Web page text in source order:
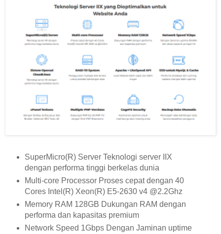
SuperMicro(R) Server Teknologi server IIX
dengan performa tinggi berkelas dunia
Multi-core Processor Proses cepat dengan 40
Cores Intel(R) Xeon(R) E5-2630 v4 @2.2Ghz
Memory RAM 128GB Dukungan RAM dengan
performa dan kapasitas premium
Network Speed 1Gbps Dengan Jaminan uptime